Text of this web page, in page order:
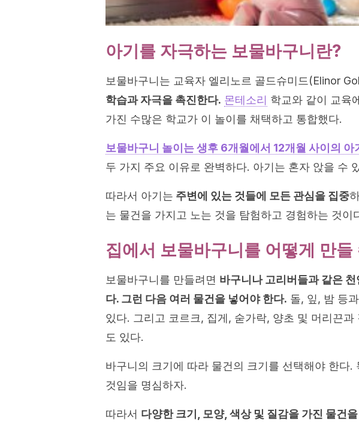
아기를 자극하는 보물바구니란?
보물바구니는 교육자 엘리노르 골드슈미드(Elinor
학습과 자극을 촉진한다. 몬테소리 학교와 같이 교육
가진 수많은 학교가 이 놀이를 채택하고 통합했다.
보물바구니 놀이는 생후 6개월에서 12개월 사이의 아
두 가지 주요 이유로 완벽하다. 아기는 혼자 앉을 수
따라서 아기는 주변에 있는 것들에 모든 관심을 집중
는 물건을 가지고 노는 것을 탐험하고 경험하는 것이
집에서 보물바구니를 어떻게 만들
보물바구니를 만들려면 바구니나 고리버들과 같은
다. 그런 다음 여러 물건을 넣어야 한다. 돌, 잎, 밤 등
있다. 그리고 코르크, 집게, 숟가락, 양초 및 머리끈
도 있다.
바구니의 크기에 따라 물건의 크기를 선택해야 한다.
것임을 명심하자.
따라서 다양한 크기, 모양, 색상 및 질감을 가진 물건